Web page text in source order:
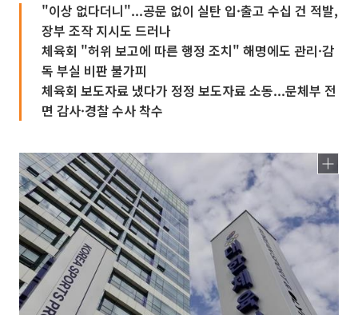
"이상 없다더니"...공문 없이 실탄 입·출고 수십 건 적발,
장부 조작 지시도 드러나
체육회 "허위 보고에 따른 행정 조치" 해명에도 관리·감
독 부실 비판 불가피
체육회 보도자료 냈다가 정정 보도자료 소동...문체부 전
면 감사·경찰 수사 착수